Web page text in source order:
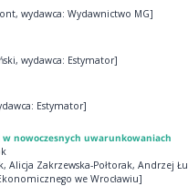
wydawca: Wydawnictwo MG]
wydawca: Estymator]
Estymator]
nowoczesnych uwarunkowaniach
Alicja Zakrzewska-Połtorak, Andrzej
we Wrocławiu]